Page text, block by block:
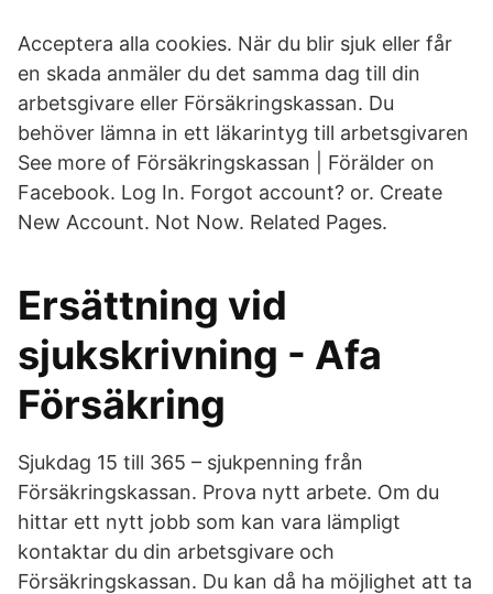
Acceptera alla cookies. När du blir sjuk eller får
en skada anmäler du det samma dag till din
arbetsgivare eller Försäkringskassan. Du
behöver lämna in ett läkarintyg till arbetsgivaren
See more of Försäkringskassan | Förälder on
Facebook. Log In. Forgot account? or. Create
New Account. Not Now. Related Pages.
Ersättning vid
sjukskrivning - Afa
Försäkring
Sjukdag 15 till 365 – sjukpenning från
Försäkringskassan. Prova nytt arbete. Om du
hittar ett nytt jobb som kan vara lämpligt
kontaktar du din arbetsgivare och
Försäkringskassan. Du kan då ha möjlighet att ta